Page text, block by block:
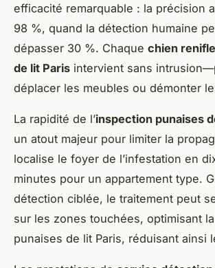
efficacité remarquable : la précision
98 %, quand la détection humaine
dépasser 30 %. Chaque chien
de lit Paris intervient sans
déplacer les meubles ou démonter
La rapidité de l’inspection punaises
un atout majeur pour limiter la
localise le foyer de l’infestation en
minutes pour un appartement type.
détection ciblée, le traitement peut
sur les zones touchées, optimisant
punaises de lit Paris, réduisant ainsi